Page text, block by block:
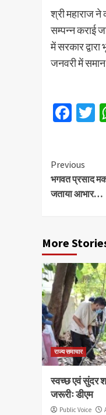
श्री महाराज ने
सम्पन्न कराई
में सरकार
जनवरी में
Previous
भगवत प्रसाद
जताया आभार…
More
राज्य समाचार
स्वच्छ एवं सुंदर
जरूरीः डीएम
Public Voice